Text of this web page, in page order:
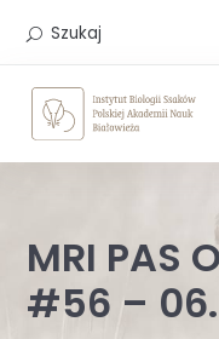
Szukaj
MRI PAS
#56 –